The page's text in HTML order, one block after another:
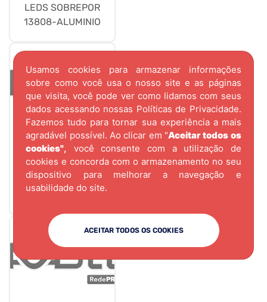
Usamos cookies para armazenar informações
sobre como você usa o nosso site e as páginas
que visita, você pode ver como lidamos com seus
dados acessando nossas Políticas de Privacidade.
Fazemos tudo para tornar sua experiência a mais
agradável possível. Ao clicar em "Aceitar todos os
cookies", você consente com a utilização de
cookies e concorda com o armazenamento no seu
dispositivo para melhorar a navegação e
usabilidade do site.
ACEITAR TODOS OS COOKIES
LEDS SOBREPOR
13808-ALUMINIO
CÓD. 3819
FECHADURA PARA
ROUPEIRO
PLASTICA-MARROM